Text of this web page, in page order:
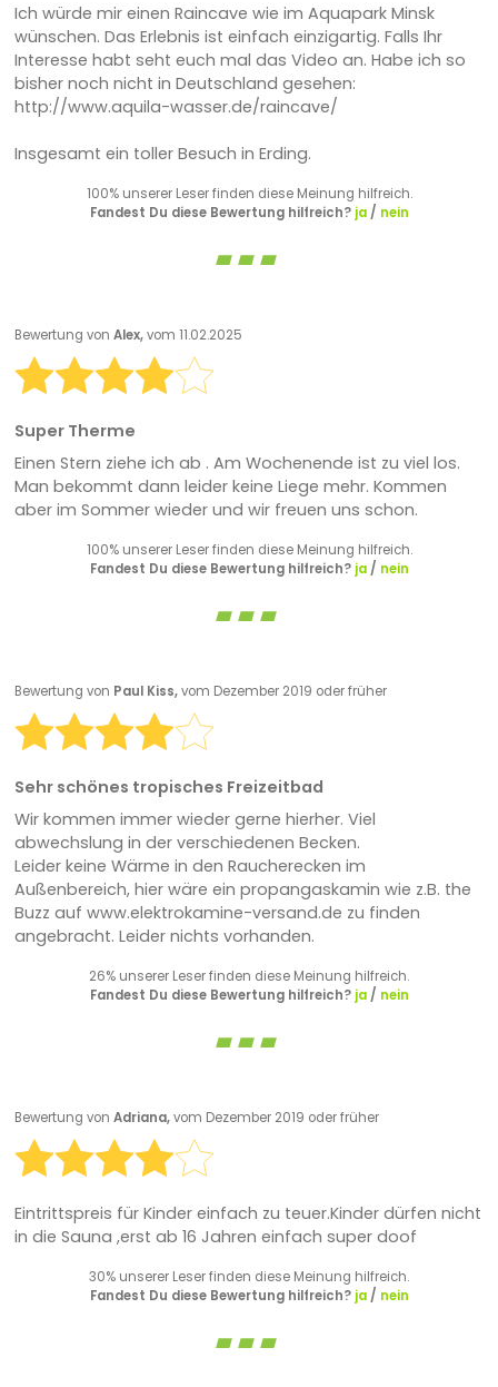
Ich würde mir einen Raincave wie im Aquapark Minsk
wünschen. Das Erlebnis ist einfach einzigartig. Falls Ihr
Interesse habt seht euch mal das Video an. Habe ich so
bisher noch nicht in Deutschland gesehen:
http://www.aquila-wasser.de/raincave/
Insgesamt ein toller Besuch in Erding.
100% unserer Leser finden diese Meinung hilfreich.
Fandest Du diese Bewertung hilfreich? ja/ nein
Bewertung von Alex,vom 11.02.2025
Super Therme
Einen Stern ziehe ich ab . Am Wochenende ist zu viel los.
Man bekommt dann leider keine Liege mehr. Kommen
aber im Sommer wieder und wir freuen uns schon.
100% unserer Leser finden diese Meinung hilfreich.
Fandest Du diese Bewertung hilfreich? ja/ nein
Bewertung von Paul Kiss,vom Dezember 2019 oder früher
Sehr schönes tropisches Freizeitbad
Wir kommen immer wieder gerne hierher. Viel
abwechslung in der verschiedenen Becken.
Leider keine Wärme in den Raucherecken im
Außenbereich, hier wäre ein propangaskamin wie z.B. the
Buzz auf www.elektrokamine-versand.de zu finden
angebracht. Leider nichts vorhanden.
26% unserer Leser finden diese Meinung hilfreich.
Fandest Du diese Bewertung hilfreich? ja/ nein
Bewertung von Adriana,vom Dezember 2019 oder früher
Eintrittspreis für Kinder einfach zu teuer.Kinder dürfen nicht
in die Sauna ,erst ab 16 Jahren einfach super doof
30% unserer Leser finden diese Meinung hilfreich.
Fandest Du diese Bewertung hilfreich? ja/ nein